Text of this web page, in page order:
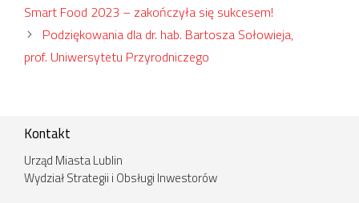
Smart Food 2023 – zakończyła się sukcesem!
Podziękowania dla dr. hab. Bartosza Sołowieja,
prof. Uniwersytetu Przyrodniczego
Kontakt
Urząd Miasta Lublin
Wydział Strategii i Obsługi Inwestorów